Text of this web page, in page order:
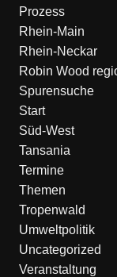
Prozess
Rhein-Main
Rhein-Neckar
Robin Wood
Spurensuche
Start
Süd-West
Tansania
Termine
Themen
Tropenwald
Umweltpolitik
Uncategorized
Veranstaltung